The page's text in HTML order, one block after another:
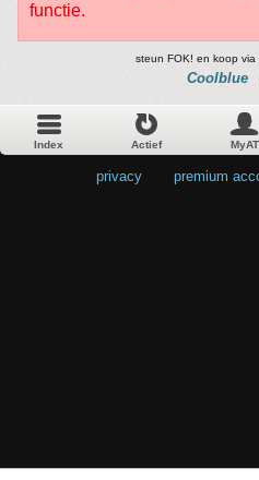
functie.
steun FOK! en koop
Coolblue
Index Actief MyAT
privacy premium